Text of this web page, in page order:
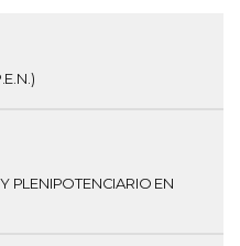
PLENIPOTENCIARIO EN